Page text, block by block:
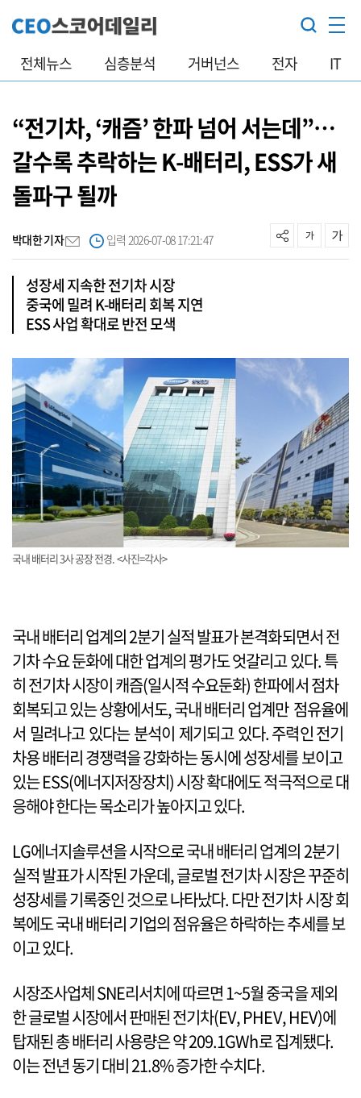
전체뉴스 심층분석 거버넌스 전자 IT
“전기차, ‘캐즘’ 한파 넘어 서는데”…
갈수록 추락하는 K-배터리, ESS가 새
돌파구 될까
박대한 기자 입력 2026-07-08 17:21:47
성장세 지속한 전기차 시장
중국에 밀려 K-배터리 회복 지연
ESS 사업 확대로 반전 모색
국내 배터리 3사 공장 전경. <사진=각사>
국내 배터리 업계의 2분기 실적 발표가 본격화되면서 전
기차 수요 둔화에 대한 업계의 평가도 엇갈리고 있다. 특
히 전기차 시장이 캐즘(일시적 수요둔화) 한파에서 점차
회복되고 있는 상황에서도, 국내 배터리 업계만 점유율에
서 밀려나고 있다는 분석이 제기되고 있다. 주력인 전기
차용 배터리 경쟁력을 강화하는 동시에 성장세를 보이고
있는 ESS(에너지저장장치) 시장 확대에도 적극적으로 대
응해야 한다는 목소리가 높아지고 있다.
LG에너지솔루션을 시작으로 국내 배터리 업계의 2분기
실적 발표가 시작된 가운데, 글로벌 전기차 시장은 꾸준히
성장세를 기록중인 것으로 나타났다. 다만 전기차 시장 회
복에도 국내 배터리 기업의 점유율은 하락하는 추세를 보
이고 있다.
시장조사업체 SNE리서치에 따르면 1~5월 중국을 제외
한 글로벌 시장에서 판매된 전기차(EV, PHEV, HEV)에
탑재된 총 배터리 사용량은 약 209.1GWh로 집계됐다.
이는 전년 동기 대비 21.8% 증가한 수치다.